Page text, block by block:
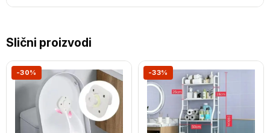
Slični proizvodi
-30% -33%